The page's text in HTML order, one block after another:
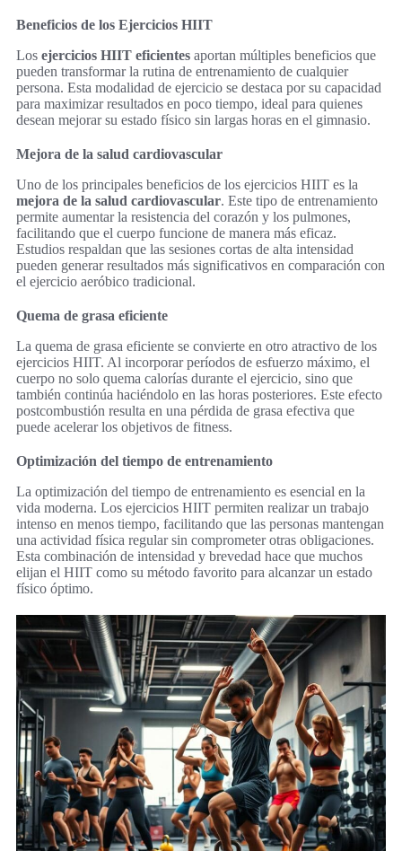
Beneficios de los Ejercicios HIIT
Los ejercicios HIIT eficientes aportan múltiples beneficios que
pueden transformar la rutina de entrenamiento de cualquier
persona. Esta modalidad de ejercicio se destaca por su capacidad
para maximizar resultados en poco tiempo, ideal para quienes
desean mejorar su estado físico sin largas horas en el gimnasio.
Mejora de la salud cardiovascular
Uno de los principales beneficios de los ejercicios HIIT es la
mejora de la salud cardiovascular. Este tipo de entrenamiento
permite aumentar la resistencia del corazón y los pulmones,
facilitando que el cuerpo funcione de manera más eficaz.
Estudios respaldan que las sesiones cortas de alta intensidad
pueden generar resultados más significativos en comparación con
el ejercicio aeróbico tradicional.
Quema de grasa eficiente
La quema de grasa eficiente se convierte en otro atractivo de los
ejercicios HIIT. Al incorporar períodos de esfuerzo máximo, el
cuerpo no solo quema calorías durante el ejercicio, sino que
también continúa haciéndolo en las horas posteriores. Este efecto
postcombustión resulta en una pérdida de grasa efectiva que
puede acelerar los objetivos de fitness.
Optimización del tiempo de entrenamiento
La optimización del tiempo de entrenamiento es esencial en la
vida moderna. Los ejercicios HIIT permiten realizar un trabajo
intenso en menos tiempo, facilitando que las personas mantengan
una actividad física regular sin comprometer otras obligaciones.
Esta combinación de intensidad y brevedad hace que muchos
elijan el HIIT como su método favorito para alcanzar un estado
físico óptimo.